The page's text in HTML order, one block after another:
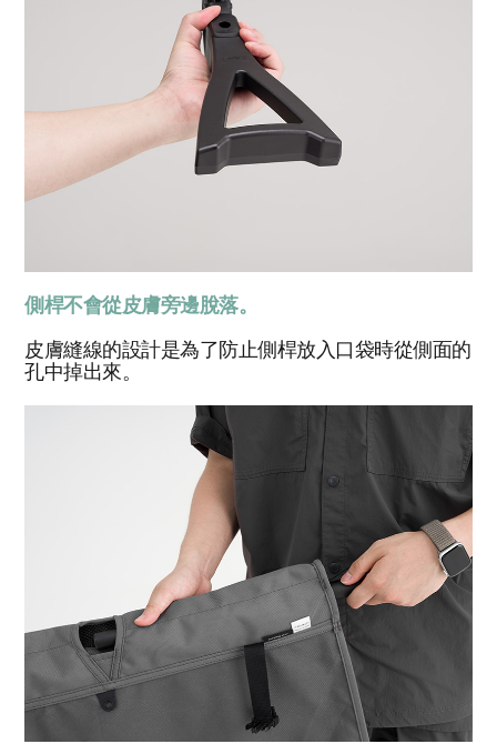
側桿不會從皮膚旁邊脫落。
皮膚縫線的設計是為了防止側桿放入口袋時從側面的
孔中掉出來。